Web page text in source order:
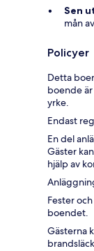
Sen
mån
Policyer
Detta
boende
yrke.
Endast
En del
Gäster
hjälp av
Fester
boendet.
Gästerna